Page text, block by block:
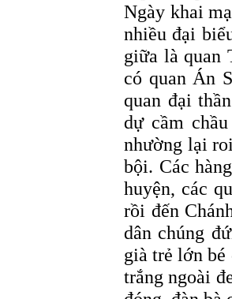
Ngày khai
nhiều đại
giữa là quan
có quan Án
quan đại
dự cầm
nhường lại
bội. Các
huyện, các
rồi đến
dân chúng
già trẻ lớn bé
trắng ngoài